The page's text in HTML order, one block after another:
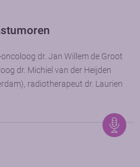
dr. Jan Willem de Groot
dr. Michiel van der Heijden
radiotherapeut dr. Laurien